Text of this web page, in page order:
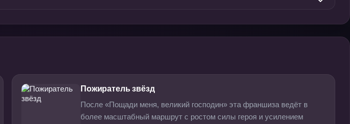
Пожиратель звёзд
После «Пощади меня, великий господин» эта франшиза ведёт в
более масштабный маршрут с ростом силы героя и усилением